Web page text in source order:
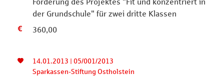
Förderung des Projektes "Fit und konzentriert in
der Grundschule" für zwei dritte Klassen
360,00
14.01.2013 | 05/001/2013
Sparkassen-Stiftung Ostholstein